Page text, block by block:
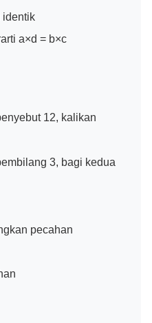
identik
a×d = b×c
12, kalikan
3, bagi kedua
pecahan